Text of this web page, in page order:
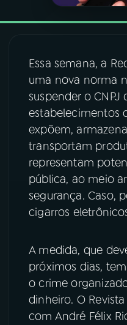
ACOMPANHE A RÁDIO
Instagram
TikTok
Essa semana, a
uma nova norma
suspender o CNPJ
estabelecimentos
expõem,
transportam
representam
pública, ao meio
segurança. Caso,
cigarros
A medida, que
próximos dias,
o crime
dinheiro. O
com André Félix